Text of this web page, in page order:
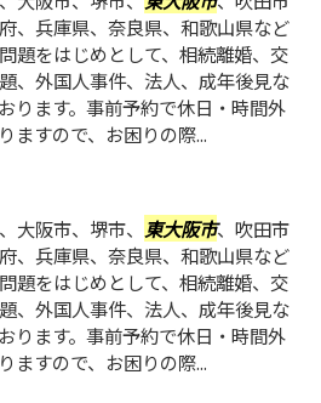
、兵庫県、奈良県、和歌山県など
題をはじめとして、相続離婚、交
、外国人事件、法人、成年後見な
ります。事前予約で休日・時間外
ますので、お困りの際...
大阪市、堺市、 東大阪市、吹田市
、兵庫県、奈良県、和歌山県など
題をはじめとして、相続離婚、交
、外国人事件、法人、成年後見な
ります。事前予約で休日・時間外
ますので、お困りの際...